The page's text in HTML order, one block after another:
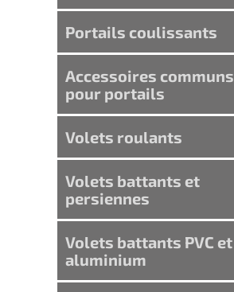
Portails coulissants
Accessoires communs
pour portails
Volets roulants
Volets battants et
persiennes
Volets battants PVC et
aluminium